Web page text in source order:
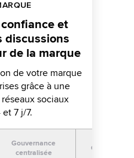
et
discussions
de la marque
de votre marque
grâce à une
sociaux
7 j/7.
Gouvernance
centralisée
Gestion de